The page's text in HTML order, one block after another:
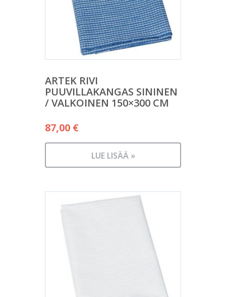
ARTEK RIVI
PUUVILLAKANGAS SININEN
/ VALKOINEN 150×300 CM
87,00 €
LUE LISÄÄ »